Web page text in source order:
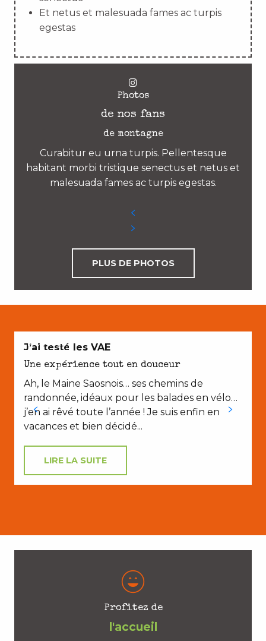
Et netus et malesuada fames ac turpis
egestas
Photos
de nos fans
de montagne
Curabitur eu urna turpis. Pellentesque
habitant morbi tristique senectus et netus et
malesuada fames ac turpis egestas.
PLUS DE PHOTOS
EN COUPLE
J’ai testé les VAE
Une expérience tout en douceur
Ah, le Maine Saosnois… ses chemins de
randonnée, idéaux pour les balades en vélo…
j’en ai rêvé toute l’année ! Je suis enfin en
vacances et bien décidé...
LIRE LA SUITE
Profitez de
l'accueil